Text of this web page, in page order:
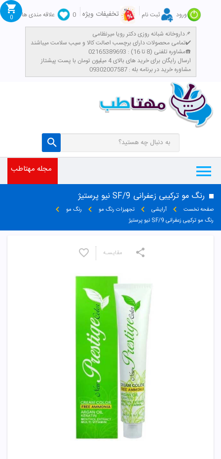
ورود ثبت نام تخفیفات ویژه 0
علاقه مندی ها
داروخانه شبانه روزی دکتر رویا میرنظامی📌
تمامی محصولات دارای برچسب اصالت کالا و سیب سلامت میباشند✔️
مشاوره تلفنی (8 تا 16) : 02165389693☎️
​ارسال رایگان برای خرید های بالای 4 میلیون تومان با پست پیشتاز
مشاوره خرید در برنامه بله : 09302007587
0
مجله مهتاطب
رنگ مو ترکیبی زعفرانی SF/9 نیو پرستیژ
صفحه نخست آرایشی تجهیزات رنگ مو
رنگ مو
رنگ مو ترکیبی زعفرانی SF/9 نیو پرستیژ
مقایسـه